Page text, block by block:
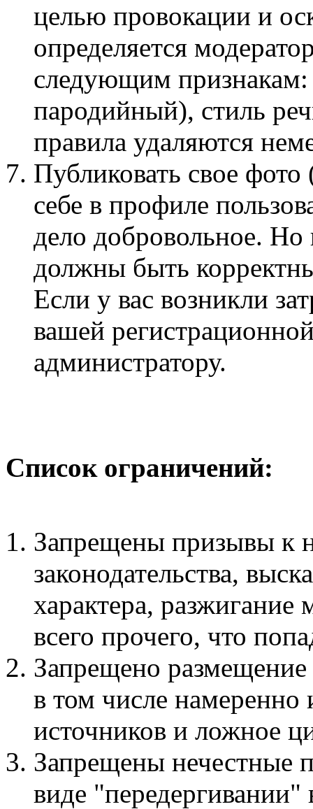
целью провокации и
определяется
следующим признакам:
пародийный), стиль
правила удаляются
Публиковать свое фото
себе в профиле
дело добровольное.
должны быть
Если у вас возникли
вашей
администратору.
Список ограничений:
Запрещены призывы к
законодательства,
характера,
всего прочего, что
Запрещено
в том числе намеренно
источников и ложное
Запрещены нечестные
виде "передергивании"